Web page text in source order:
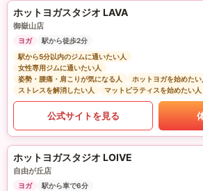
ホットヨガスタジオ LAVA
御嶽山店
ヨガ
駅から徒歩2分
駅から5分以内のジムに通いたい人
女性専用ジムに通いたい人
姿勢・腰痛・肩こりが気になる人
ホットヨガを始めたい
ストレスを解消したい人
マットピラティスを始めたい人
公式サイトを見る
ホットヨガスタジオ LOIVE
自由が丘店
ヨガ
駅から車で6分